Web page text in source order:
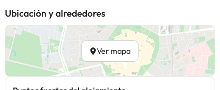
Ubicación y alrededores
Ver mapa